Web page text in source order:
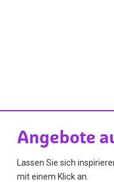
Angebote
Lassen Sie sich
mit einem Klick an.